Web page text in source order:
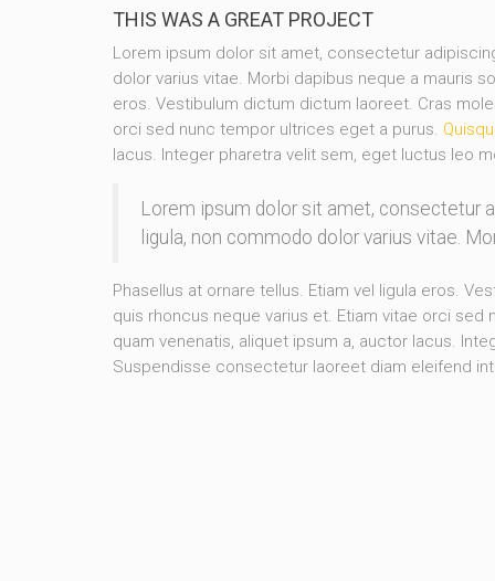
THIS WAS A GREAT PROJECT
Lorem ipsum dolor sit amet, consectetur
dolor varius vitae. Morbi dapibus neque a mauris
eros. Vestibulum dictum dictum laoreet. Cras
orci sed nunc tempor ultrices eget a purus.
lacus. Integer pharetra velit sem, eget luctus leo
Lorem ipsum dolor sit amet, consectetur
ligula, non commodo dolor varius vitae.
Phasellus at ornare tellus. Etiam vel ligula eros.
quis rhoncus neque varius et. Etiam vitae orci
quam venenatis, aliquet ipsum a, auctor lacus.
Suspendisse consectetur laoreet diam eleifend